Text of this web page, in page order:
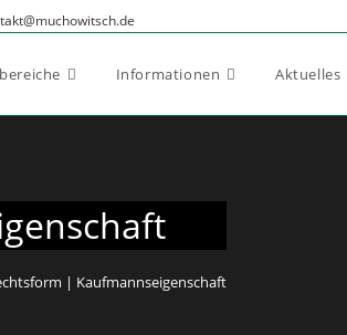
Informationen Aktuelles
| Kaufmannseigenschaft